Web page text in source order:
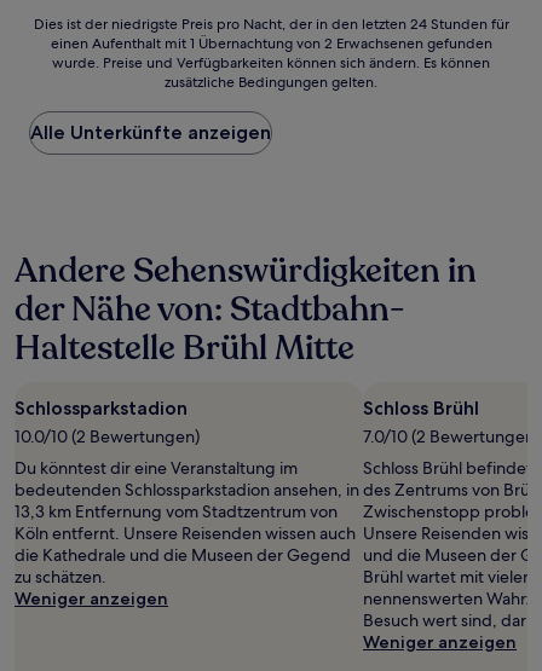
Dies
der
Preis
pro
Nacht,
24 Stunden
für
einen
Aufenthalt
mit
2 Erwachsenen
gefunden
wurde.
Preise
und
Verfügbarkeiten
können
sich
ändern.
Es
Dies ist der niedrigste Preis pro Nacht, der in den letzten 24 Stunden für
einen Aufenthalt mit 1 Übernachtung von 2 Erwachsenen gefunden
wurde. Preise und Verfügbarkeiten können sich ändern. Es können
zusätzliche Bedingungen gelten.
Alle Unterkünfte anzeigen
Andere Sehenswürdigkeiten in
der Nähe von: Stadtbahn-
Haltestelle Brühl Mitte
Schlossparkstadion
10.0/10 (2 Bewertungen)
Du könntest dir eine Veranstaltung im
bedeutenden Schlossparkstadion ansehen, in
13,3 km Entfernung vom Stadtzentrum von
Köln entfernt. Unsere Reisenden wissen auch
die Kathedrale und die Museen der Gegend
zu schätzen.
Weniger anzeigen
Schloss Brühl
7.0/10 (2 Bewertungen)
Schloss Brühl befindet
des Zentrums von
Zwischenstopp
Unsere Reisenden
und die Museen der
Brühl wartet mit vielen
nennenswerten
Besuch wert sind,
Weniger anzeigen